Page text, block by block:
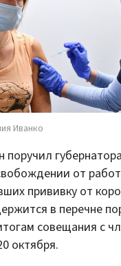
Иванко
от
прививку от
в перечне
совещания с
октября.